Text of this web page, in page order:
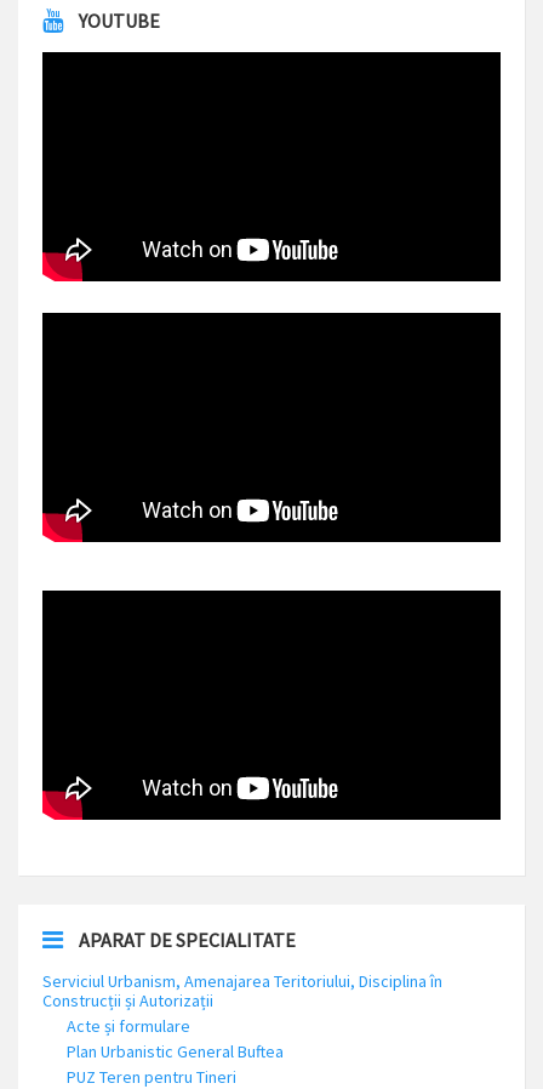
YOUTUBE
APARAT DE SPECIALITATE
Serviciul Urbanism, Amenajarea Teritoriului, Disciplina în
Construcții și Autorizații
Acte și formulare
Plan Urbanistic General Buftea
PUZ Teren pentru Tineri